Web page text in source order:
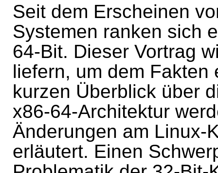
Seit dem Erscheinen
Systemen ranken sich
64-Bit. Dieser Vortrag
liefern, um dem
kurzen Überblick über
x86-64-Architektur
Änderungen am Linux-
erläutert. Einen